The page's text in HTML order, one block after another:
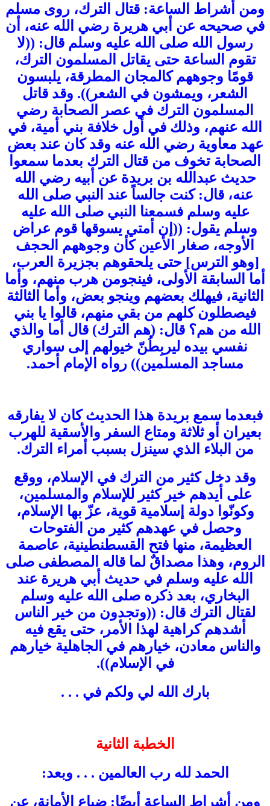
ومن أشراط الساعة: قتال الترك، روى مسلم
في صحيحه عن أبي هريرة رضي الله عنه، أن
رسول الله صلى الله عليه وسلم قال: ((لا
تقوم الساعة حتى يقاتل المسلمون الترك،
قومًا وجوههم كالمجان المطرقة، يلبسون
الشعر، ويمشون في الشعر)). وقد قاتل
المسلمون الترك في عصر الصحابة رضي
الله عنهم، وذلك في أول خلافة بني أمية، في
عهد معاوية رضي الله عنه وقد كان عند بعض
الصحابة تخوف من قتال الترك بعدما سمعوا
حديث عبدالله بن بريدة عن أبيه رضي الله
عنه، قال: كنت جالساً عند النبي صلى الله
عليه وسلم فسمعنا النبي صلى الله عليه
وسلم يقول: ((إن أمتي يسوقها قوم عراض
الأوجه، صغار الأعين كأن وجوههم الحجف
[وهو الترس] حتى يلحقوهم بجزيرة العرب،
أما السابقة الأولى، فينجومن هرب منهم، وأما
الثانية، فيهلك بعضهم وينجو بعض، وأما الثالثة
فيصطلون كلهم من بقي منهم، قالوا يا بني
الله من هم؟ قال: (هم الترك) قال أما والذي
نفسي بيده ليربِطُنّ خيولهم إلى سواري
مساجد المسلمين)) رواه الإمام أحمد.
فبعدما سمع بريدة هذا الحديث كان لا يفارقه
بعيران أو ثلاثة ومتاع السفر والأسقية للهرب
من البلاء الذي سينزل بسبب أمراء الترك.
وقد دخل كثير من الترك في الإسلام، ووقع
على أيدهم خير كثير للإسلام والمسلمين،
وكونّوا دولة إسلامية قوية، عزّ بها الإسلام،
وحصل في عهدهم كثير من الفتوحات
العظيمة، منها فتح القسطنطينية، عاصمة
الروم، وهذا مصداقٌ لما قاله المصطفى صلى
الله عليه وسلم في حديث أبي هريرة عند
البخاري، بعد ذكره صلى الله عليه وسلم
لقتال الترك قال: ((وتجدون من خير الناس
أشدهم كراهية لهذا الأمر، حتى يقع فيه
والناس معادن، خيارهم في الجاهلية خيارهم
في الإسلام)).
بارك الله لي ولكم في . . .
الخطبة الثانية
الحمد لله رب العالمين . . . وبعد:
ومن أشراط الساعة أيضًا: ضياع الأمانة، عن